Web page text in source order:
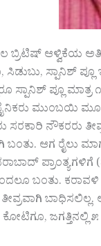
ಬ್ರಿಟಿಷ್ ಆಳ್ವಿಕೆಯ
ಸ್ಪಾನಿಶ್ ಪ್ಲೂ
ಸ್ಪಾನಿಶ್ ಪ್ಲೂ
ಮುಂಬಯಿ
ನೌಕರರು
ಬಂತು. ಆಗ ರೈಲು
ಬಂತು. ಕರಾವಳಿ
ಜಗತ್ತಿನಲ್ಲಿ